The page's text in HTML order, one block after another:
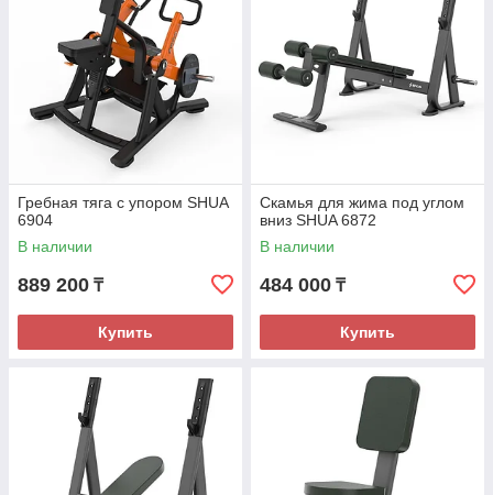
Гребная тяга с упором SHUA
6904
В наличии
889 200 ₸
Купить
Скамья для жима под углом
вниз SHUA 6872
В наличии
484 000 ₸
Купить